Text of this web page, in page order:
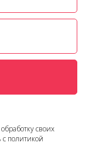
своих
политикой